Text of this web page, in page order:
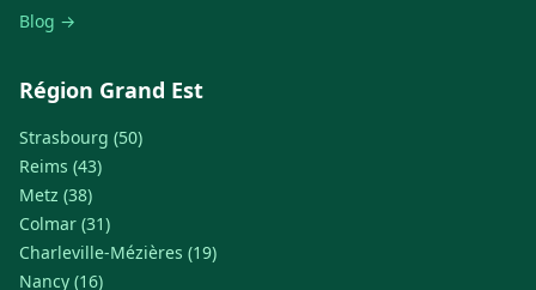
Blog →
Région Grand Est
Strasbourg (50)
Reims (43)
Metz (38)
Colmar (31)
Charleville-Mézières (19)
Nancy (16)